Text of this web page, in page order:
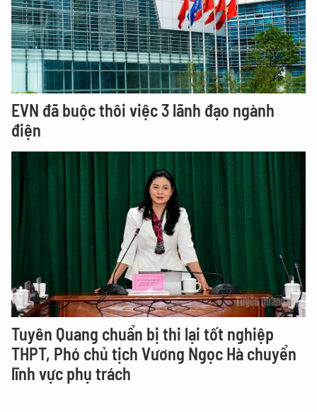
EVN đã buộc thôi việc 3 lãnh đạo ngành
điện
Tuyên Quang chuẩn bị thi lại tốt nghiệp
THPT, Phó chủ tịch Vương Ngọc Hà chuyển
lĩnh vực phụ trách